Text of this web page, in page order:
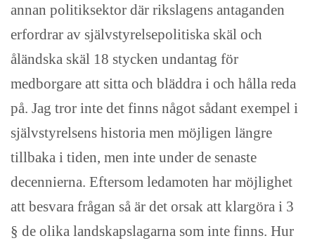
annan politiksektor där rikslagens antaganden
erfordrar av självstyrelsepolitiska skäl och
åländska skäl 18 stycken undantag för
medborgare att sitta och bläddra i och hålla reda
på. Jag tror inte det finns något sådant exempel i
självstyrelsens historia men möjligen längre
tillbaka i tiden, men inte under de senaste
decennierna. Eftersom ledamoten har möjlighet
att besvara frågan så är det orsak att klargöra i 3
§ de olika landskapslagarna som inte finns. Hur